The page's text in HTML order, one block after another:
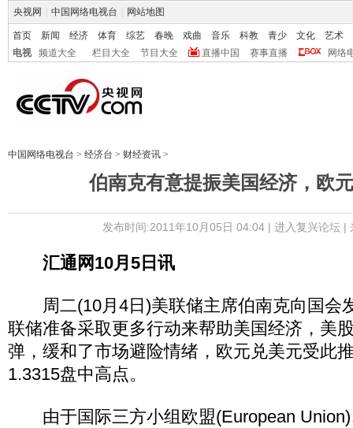
央视网 中国网络电视台 网站地图
首页 新闻 经济 体育 综艺 春晚 戏曲 音乐 科教 青少 文化
艺术
电视
频道大全 栏目大全 节目大全 直播中国 赛事直播 网络
中国网络电视台 > 经济台 > 财经资讯 >
伯南克有意提振美国经济，欧
发布时间:2011年10月05日 04:04 | 进入复兴论坛|
汇通网10月5日讯
周二(10月4日)美联储主席伯南克向国会
联储准备采取更多行动来帮助美国经济，美
弹，缓和了市场避险情绪，欧元兑美元受此
1.3315盘中高点。
由于国际三方小组欧盟(European Union)